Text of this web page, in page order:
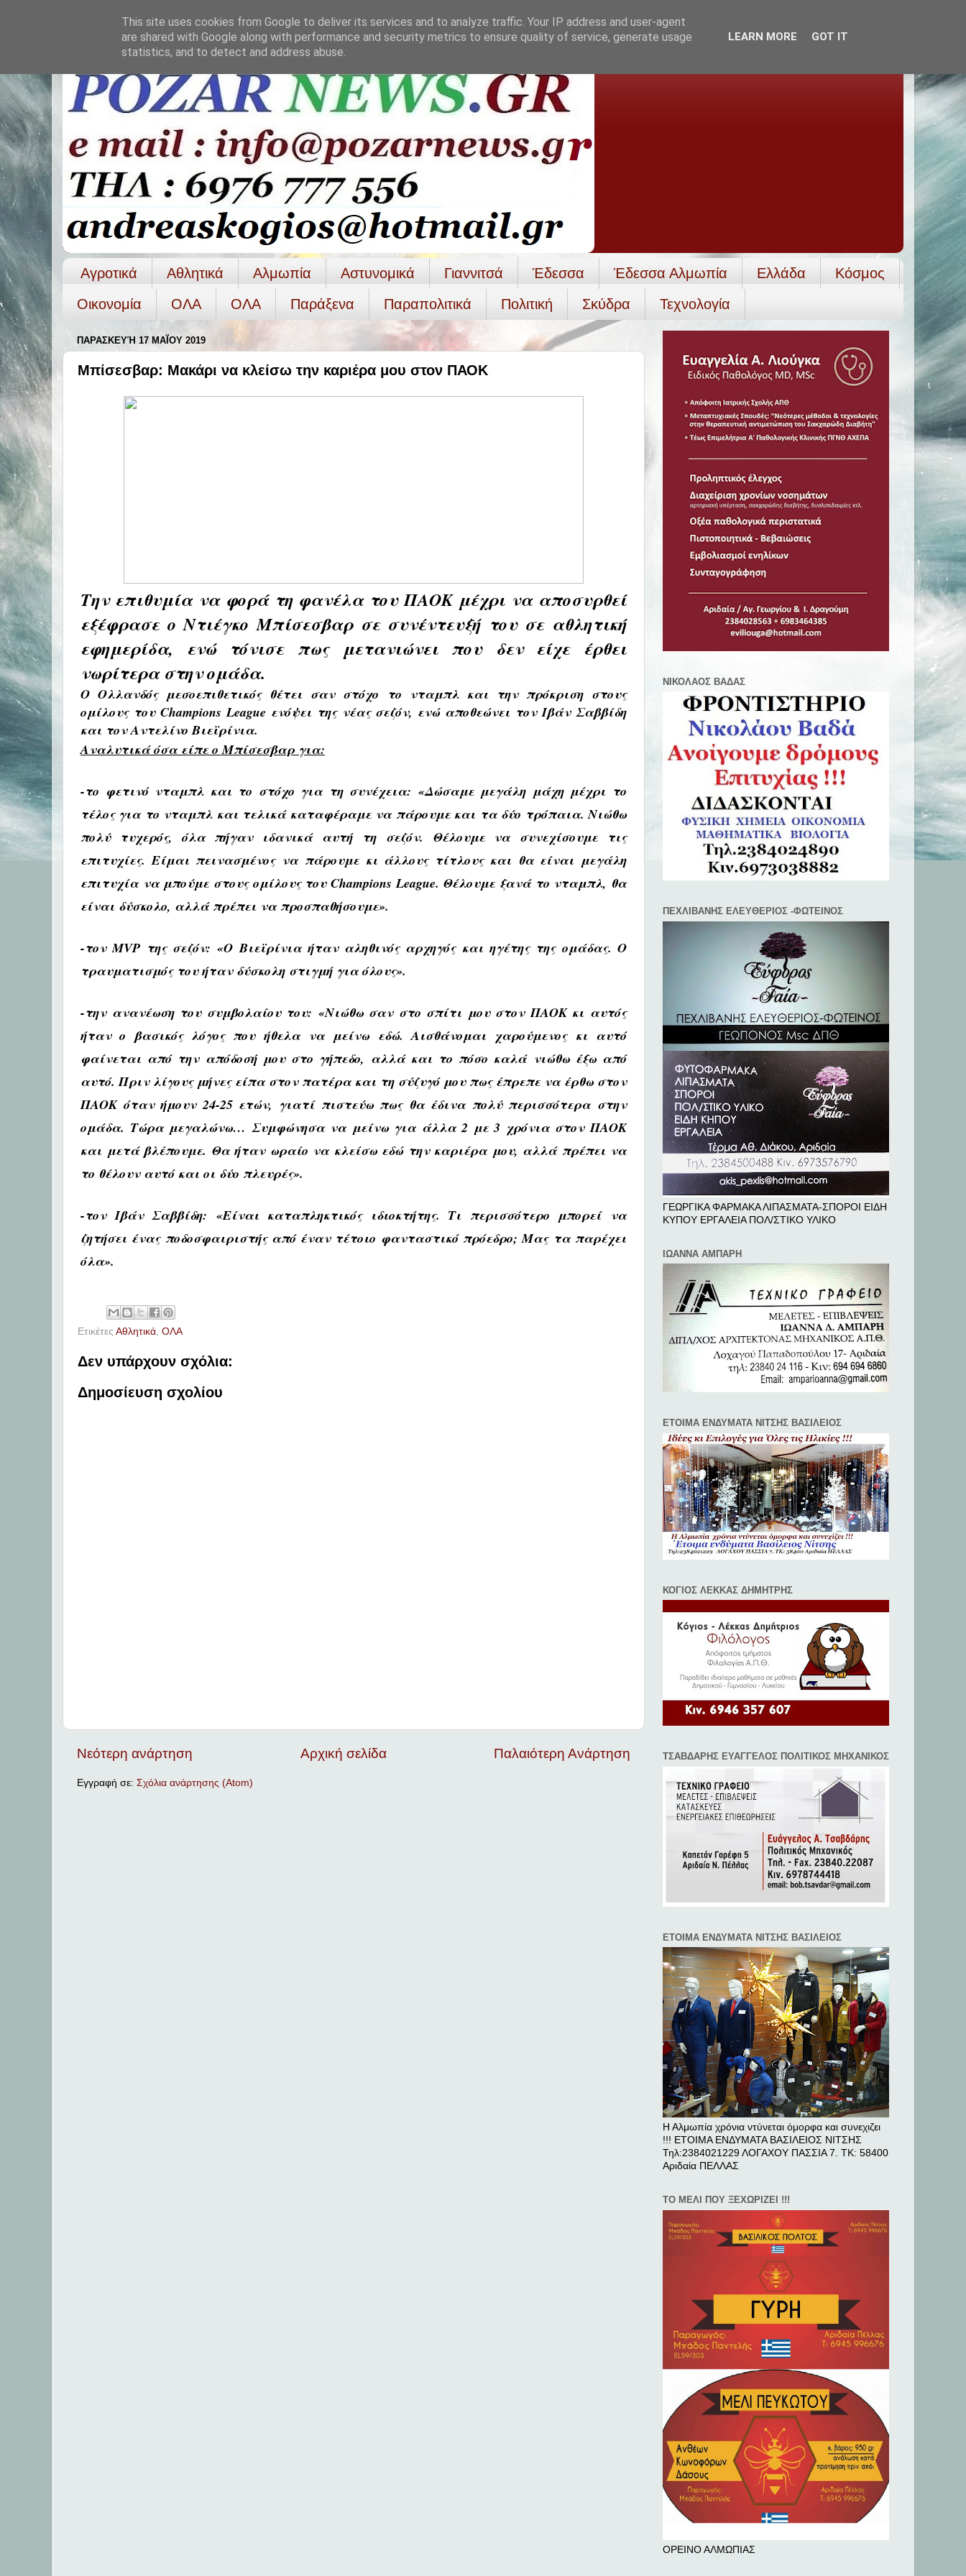
Αγροτικά Αθλητικά Αλμωπία Αστυνομικά Γιαννιτσά Έδεσσα Έδεσσα Αλμωπία Ελλάδα
Κόσμος
Οικονομία
ΟΛΑ ΟΛA Παράξενα Παραπολιτικά Πολιτική Σκύδρα Τεχνολογία
ΠΑΡΑΣΚΕΥΉ 17 ΜΑΪ́ΟΥ 2019
Μπίσεσβαρ: Μακάρι να κλείσω την καριέρα μου στον ΠΑΟΚ
Την επιθυμία να φορά τη φανέλα του ΠΑΟΚ μέχρι να αποσυρθεί
εξέφρασε ο Ντιέγκο Μπίσεσβαρ σε συνέντευξή του σε αθλητική
εφημερίδα, ενώ τόνισε πως μετανιώνει που δεν είχε έρθει
νωρίτερα στην ομάδα.
Ο Ολλανδός μεσοεπιθετικός θέτει σαν στόχο το νταμπλ και την πρόκριση στους
ομίλουςτου Champions League ενόψει της νέας σεζόν, ενώ αποθεώνει τον Ιβάν Σαββίδη
και τον Αντελίνο Βιεϊρίνια.
Αναλυτικά όσα είπε ο Μπίσεσβαρ για:
-το φετινό νταμπλ και το στόχο για τη συνέχεια: «Δώσαμε μεγάλη μάχη μέχρι το
τέλος για το νταμπλ και τελικά καταφέραμε να πάρουμε και τα δύο τρόπαια. Νιώθω
πολύ τυχερός, όλα πήγαν ιδανικά αυτή τη σεζόν. Θέλουμε να συνεχίσουμε τις
επιτυχίες. Είμαι πεινασμένος να πάρουμε κι άλλους τίτλους και θα είναι μεγάλη
επιτυχία να μπούμε στους ομίλους του Champions League. Θέλουμε ξανά το νταμπλ, θα
είναι δύσκολο, αλλά πρέπει να προσπαθήσουμε».
-τον MVP της σεζόν:«Ο Βιεϊρίνια ήταν αληθινός αρχηγός και ηγέτης της ομάδας. Ο
τραυματισμός του ήταν δύσκολη στιγμή για όλους».
-την ανανέωση του συμβολαίου του: «Νιώθω σαν στο σπίτι μου στον ΠΑΟΚ κι αυτός
ήταν ο βασικός λόγος που ήθελα να μείνω εδώ. Αισθάνομαι χαρούμενος κι αυτό
φαίνεται από την απόδοσή μου στο γήπεδο, αλλά και το πόσο καλά νιώθω έξω από
αυτό. Πριν λίγους μήνες είπα στον πατέρα και τη σύζυγό μου πως έπρεπε να έρθω στον
ΠΑΟΚ όταν ήμουν 24-25 ετών, γιατί πιστεύω πως θα έδινα πολύ περισσότερα στην
ομάδα. Τώρα μεγαλώνω… Συμφώνησα να μείνω για άλλα 2 με 3 χρόνια στον ΠΑΟΚ
και μετά βλέπουμε. Θα ήταν ωραίο να κλείσω εδώ την καριέρα μου, αλλά πρέπει να
το θέλουν αυτό και οι δύο πλευρές».
-τον Ιβάν Σαββίδη: «Είναι καταπληκτικός ιδιοκτήτης. Τι περισσότερο μπορεί να
ζητήσει ένας ποδοσφαιριστής από έναν τέτοιο φανταστικό πρόεδρο; Μας τα παρέχει
όλα».
Ετικέτες Αθλητικά, ΟΛΑ
Δεν υπάρχουν σχόλια:
Δημοσίευση σχολίου
Νεότερη ανάρτηση Παλαιότερη Ανάρτηση
Αρχική σελίδα
Εγγραφή σε: Σχόλια ανάρτησης (Atom)
ΝΙΚΟΛΑΟΣ ΒΑΔΑΣ
ΠΕΧΛΙΒANΗΣ ΕΛΕΥΘΕΡΙΟΣ -ΦΩΤΕΙΝΟΣ
ΓΕΩΡΓΙΚΑ ΦΑΡΜΑΚΑ ΛΙΠΑΣΜΑΤΑ-ΣΠΟΡΟΙ ΕΙΔΗ
ΚΥΠΟΥ ΕΡΓΑΛΕΙΑ ΠΟΛ/ΣΤΙΚΟ ΥΛΙΚΟ
ΙΩΑΝΝΑ ΑΜΠΑΡΗ
ΕΤΟΙΜΑ ΕΝΔΥΜΑΤΑ ΝΙΤΣΗΣ ΒΑΣΙΛΕΙΟΣ
ΚΟΓΙΟΣ ΛΕΚΚΑΣ ΔΗΜΗΤΡΗΣ
ΤΣΑΒΔΑΡΗΣ ΕΥΑΓΓΕΛΟΣ ΠΟΛΙΤΙΚΟΣ ΜΗΧΑΝΙΚΟΣ
ΕΤΟΙΜΑ ΕΝΔΥΜΑΤΑ ΝΙΤΣΗΣ ΒΑΣΙΛΕΙΟΣ
Η Αλμωπία χρόνια ντύνεται όμορφα και συνεχιζει
!!! ΕΤΟΙΜΑ ΕΝΔΥΜΑΤΑ ΒΑΣΙΛΕΙΟΣ ΝΙΤΣΗΣ
Τηλ:2384021229 ΛΟΓΑΧΟΥ ΠΑΣΣΙΑ 7. ΤΚ: 58400
Αριδαία ΠΕΛΛAΣ
ΤΟ ΜΕΛΙ ΠΟΥ ΞΕΧΩΡΙΖΕΙ !!!
ΟΡΕΙΝΟ ΑΛΜΩΠΙΑΣ
This site uses cookies from Google to deliver its services and to analyze traffic. Your IP address and user-agent
are shared with Google along with performance and security metrics to ensure quality of service, generate usage
statistics, and to detect and address abuse.
LEARN MORE GOT IT